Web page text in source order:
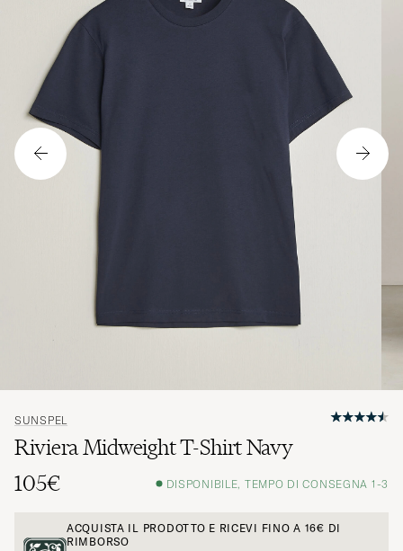
SUNSPEL
Riviera Midweight T-Shirt Navy
105€
DISPONIBILE, TEMPO DI CONSEGNA 1-3
ACQUISTA IL PRODOTTO E RICEVI FINO A 16€ DI
RIMBORSO